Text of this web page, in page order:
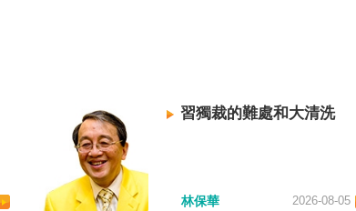
習獨裁的難處和大清洗
林保華 2026-08-05